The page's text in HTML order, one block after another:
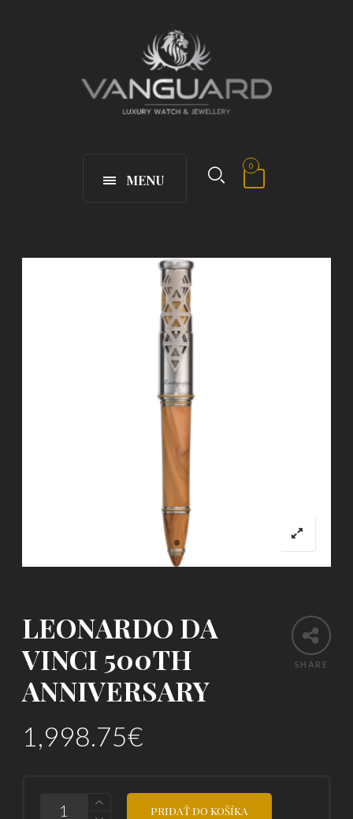
MENU
0
SHARE
LEONARDO DA
VINCI 500TH
ANNIVERSARY
1,998.75€
PRIDAŤ DO KOŠÍKA